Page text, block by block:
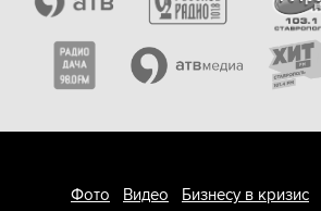
Фото Видео Бизнесу в кризис